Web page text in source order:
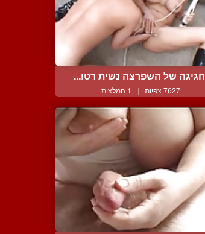
חגיגה של השפרצה נשית רטו...
7627 צפיות | 1 המלצות